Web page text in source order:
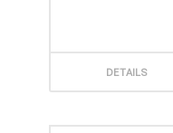
DETAILS